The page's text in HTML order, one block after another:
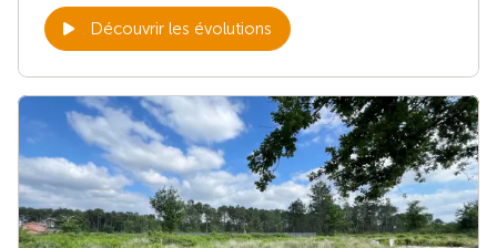
Découvrir les évolutions